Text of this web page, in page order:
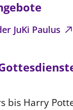
JuKi Paulus
bis Harry